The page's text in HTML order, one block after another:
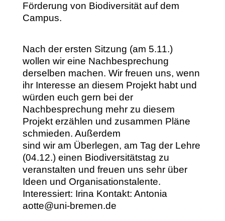
Förderung von Biodiversität auf dem
Campus.
Nach der ersten Sitzung (am 5.11.)
wollen wir eine Nachbesprechung
derselben machen. Wir freuen uns, wenn
ihr Interesse an diesem Projekt habt und
würden euch gern bei der
Nachbesprechung mehr zu diesem
Projekt erzählen und zusammen Pläne
schmieden. Außerdem
sind wir am Überlegen, am Tag der Lehre
(04.12.) einen Biodiversitätstag zu
veranstalten und freuen uns sehr über
Ideen und Organisationstalente.
Interessiert: Irina Kontakt: Antonia
aotte@uni-bremen.de